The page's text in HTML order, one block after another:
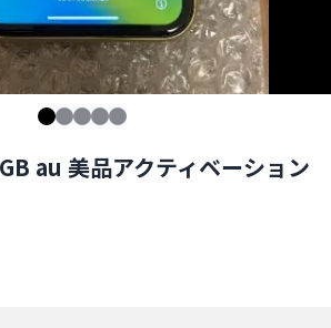
au 美品アクティベーション